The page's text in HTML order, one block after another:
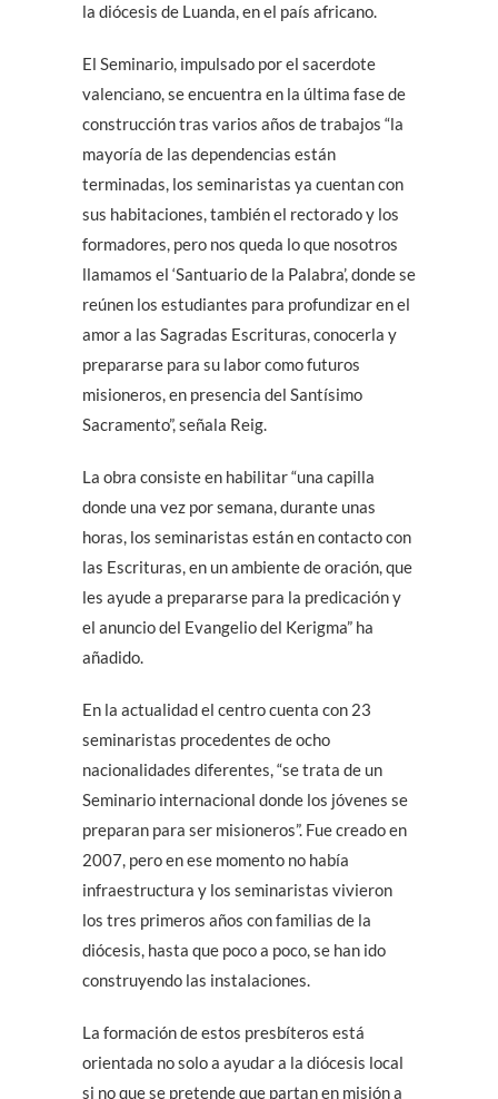
la diócesis de Luanda, en el país africano.
El Seminario, impulsado por el sacerdote
valenciano, se encuentra en la última fase de
construcción tras varios años de trabajos “la
mayoría de las dependencias están
terminadas, los seminaristas ya cuentan con
sus habitaciones, también el rectorado y los
formadores, pero nos queda lo que nosotros
llamamos el ‘Santuario de la Palabra’, donde se
reúnen los estudiantes para profundizar en el
amor a las Sagradas Escrituras, conocerla y
prepararse para su labor como futuros
misioneros, en presencia del Santísimo
Sacramento”, señala Reig.
La obra consiste en habilitar “una capilla
donde una vez por semana, durante unas
horas, los seminaristas están en contacto con
las Escrituras, en un ambiente de oración, que
les ayude a prepararse para la predicación y
el anuncio del Evangelio del Kerigma” ha
añadido.
En la actualidad el centro cuenta con 23
seminaristas procedentes de ocho
nacionalidades diferentes, “se trata de un
Seminario internacional donde los jóvenes se
preparan para ser misioneros”. Fue creado en
2007, pero en ese momento no había
infraestructura y los seminaristas vivieron
los tres primeros años con familias de la
diócesis, hasta que poco a poco, se han ido
construyendo las instalaciones.
La formación de estos presbíteros está
orientada no solo a ayudar a la diócesis local
si no que se pretende que partan en misión a